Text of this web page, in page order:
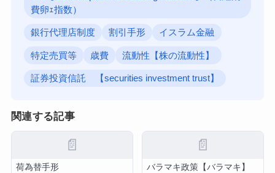
費卵ｪ指数）
銀行代理店制度 割引手形 イスラム金融
特定売買等 歳費 流動性【株の流動性】
証券投資信託 【securities investment trust】
関連する記事
📄
荷為替手形
📄
バラマキ政策【バラマキ】